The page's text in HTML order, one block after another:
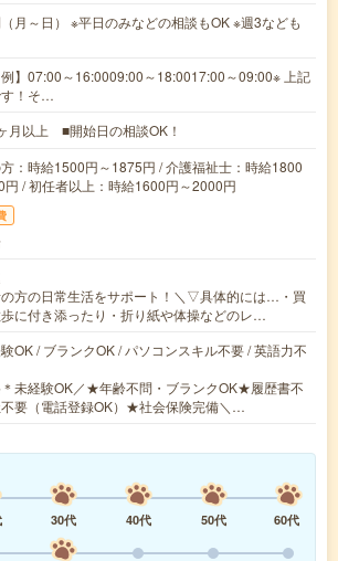
月～日） ※平日のみなどの相談もOK ※週3なども
例】07:00～16:0009:00～18:0017:00～09:00※ 上記
！そ…
月以上 ■開始日の相談OK！
：時給1500円～1875円 / 介護福祉士：時給1800
円 / 初任者以上：時給1600円～2000円
の方の日常生活をサポート！＼▽具体的には…・買
に付き添ったり・折り紙や体操などのレ…
OK / ブランクOK / パソコンスキル不要 / 英語力不
未経験OK／★年齢不問・ブランクOK★履歴書不
要（電話登録OK）★社会保険完備＼…
30代 40代 50代
60代